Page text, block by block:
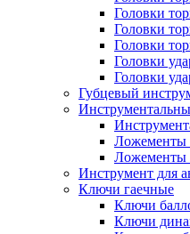
Головки
Головки
Головки
Головки
Головки
Губцевый
Ложементы
Ложементы
Инструмент для
Ключи гаечные
Ключи
Ключи